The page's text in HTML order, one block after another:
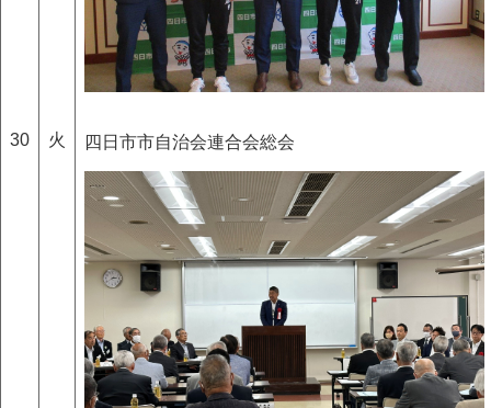
30 火 四日市市自治会連合会総会